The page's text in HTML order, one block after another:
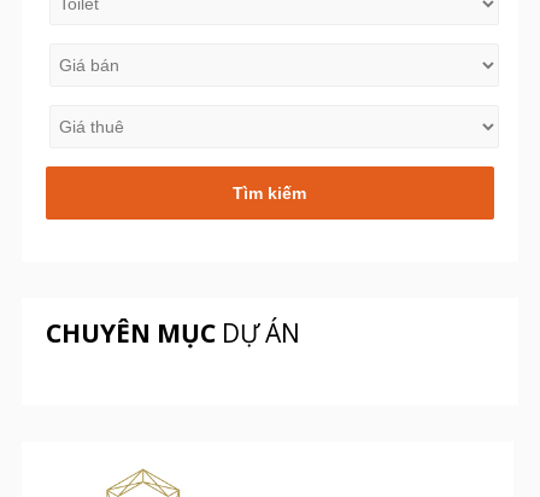
CHUYÊN MỤCDỰ ÁN